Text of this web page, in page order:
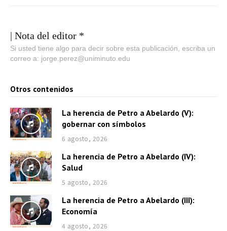
| Nota del editor *
Si usted tiene algo para decir sobre esta publicación, escriba un
correo a: jorge.perez@uniminuto.edu
Otros contenidos
La herencia de Petro a Abelardo (V):
gobernar con símbolos
6 agosto, 2026
La herencia de Petro a Abelardo (IV):
Salud
5 agosto, 2026
La herencia de Petro a Abelardo (III):
Economía
4 agosto, 2026